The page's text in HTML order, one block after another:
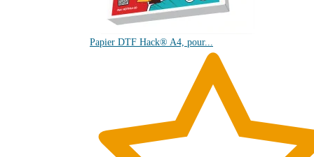
Papier DTF Hack® A4, pour...